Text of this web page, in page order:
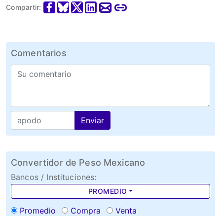
Compartir:
Comentarios
Enviar
Convertidor de Peso Mexicano
Bancos / Instituciones:
PROMEDIO
Promedio Compra Venta